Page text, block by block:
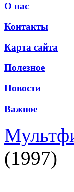
О нас
Контакты
Карта сайта
Полезное
Новости
Важное
(1997)